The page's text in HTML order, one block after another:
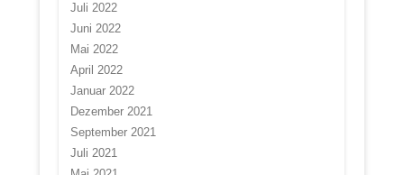
Juli 2022
Juni 2022
Mai 2022
April 2022
Januar 2022
Dezember 2021
September 2021
Juli 2021